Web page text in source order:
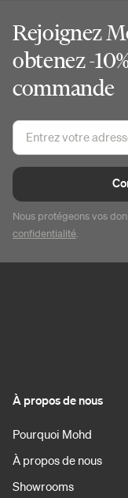
Rejoignez
obtenez -
commande
Nous protégeons vos
confidentialité.
À propos de nous
Pourquoi Mohd
À propos de nous
Showrooms